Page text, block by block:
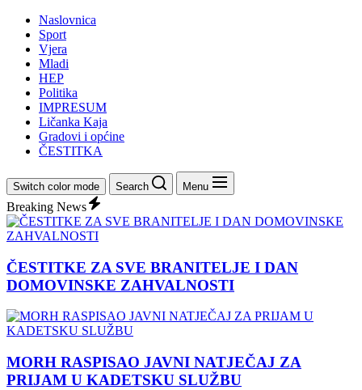
Naslovnica
Sport
Vjera
Mladi
HEP
Politika
IMPRESUM
Ličanka Kaja
Gradovi i općine
ČESTITKA
Switch color mode Search Menu
Breaking News
ČESTITKE ZA SVE BRANITELJE I DAN
DOMOVINSKE ZAHVALNOSTI
MORH RASPISAO JAVNI NATJEČAJ ZA
PRIJAM U KADETSKU SLUŽBU